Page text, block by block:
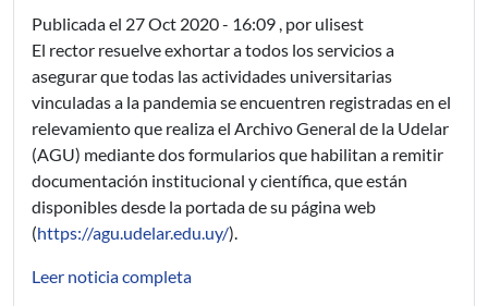
Publicada el 27 Oct 2020 - 16:09 , por ulisest
El rector resuelve exhortar a todos los servicios a
asegurar que todas las actividades universitarias
vinculadas a la pandemia se encuentren registradas en el
relevamiento que realiza el Archivo General de la Udelar
(AGU) mediante dos formularios que habilitan a remitir
documentación institucional y científica, que están
disponibles desde la portada de su página web
(https://agu.udelar.edu.uy/).
Leer noticia completa